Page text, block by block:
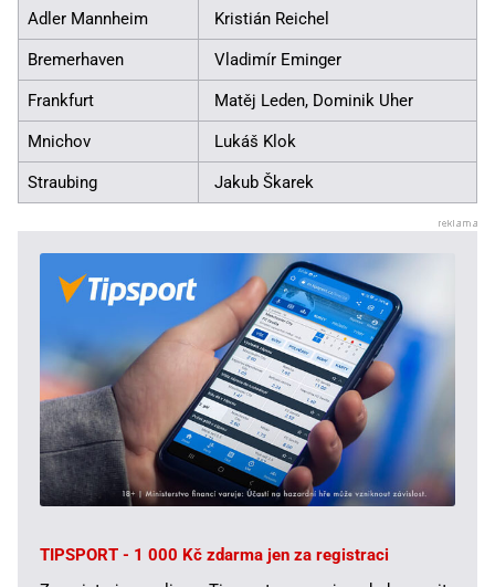
Adler Mannheim Kristián Reichel
Bremerhaven Vladimír Eminger
Frankfurt Matěj Leden, Dominik Uher
Mnichov Lukáš Klok
Straubing Jakub Škarek
TIPSPORT - 1 000 Kč zdarma jen za registraci